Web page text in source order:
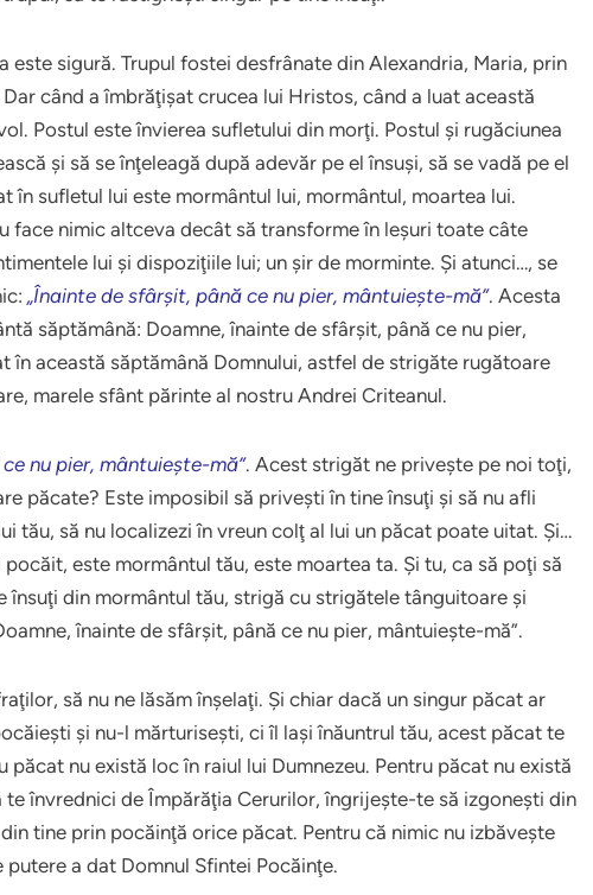
este sigură. Trupul fostei desfrânate din Alexandria, Maria, prin
când a îmbrăţişat crucea lui Hristos, când a luat această
Postul este învierea sufletului din morţi. Postul şi rugăciunea
şi să se înţeleagă după adevăr pe el însuşi, să se vadă pe el
în sufletul lui este mormântul lui, mormântul, moartea lui.
face nimic altceva decât să transforme în leşuri toate câte
lui şi dispoziţiile lui; un şir de morminte. Şi atunci…, se
„Înainte de sfârşit, până ce nu pier, mântuieşte-mă”. Acesta
săptămână: Doamne, înainte de sfârşit, până ce nu pier,
în această săptămână Domnului, astfel de strigăte rugătoare
marele sfânt părinte al nostru Andrei Criteanul.
nu pier, mântuieşte-mă”. Acest strigăt ne priveşte pe noi toţi,
păcate? Este imposibil să priveşti în tine însuţi şi să nu afli
tău, să nu localizezi în vreun colţ al lui un păcat poate uitat. Şi…
este mormântul tău, este moartea ta. Şi tu, ca să poţi să
însuţi din mormântul tău, strigă cu strigătele tânguitoare şi
înainte de sfârşit, până ce nu pier, mântuieşte-mă”.
să nu ne lăsăm înşelaţi. Şi chiar dacă un singur păcat ar
şi nu-l mărturiseşti, ci îl laşi înăuntrul tău, acest păcat te
păcat nu există loc în raiul lui Dumnezeu. Pentru păcat nu există
te învrednici de Împărăţia Cerurilor, îngrijeşte-te să izgoneşti din
tine prin pocăinţă orice păcat. Pentru că nimic nu izbăveşte
a dat Domnul Sfintei Pocăinţe.